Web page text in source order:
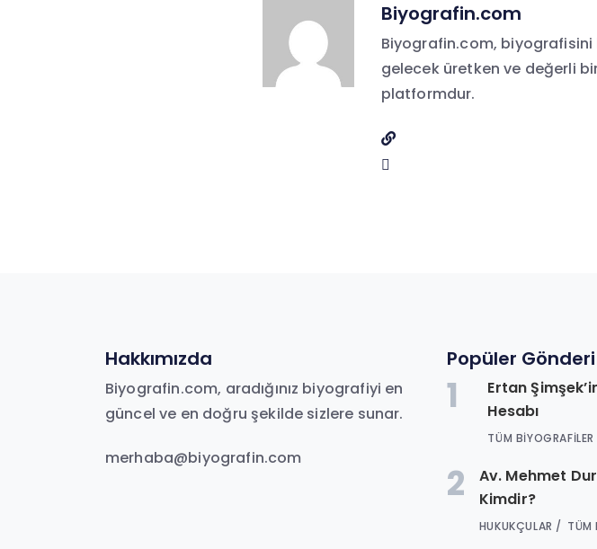
Biyografin.com
Biyografin.com, biyografisini
gelecek üretken ve değerli
platformdur.
Hakkımızda
Biyografin.com, aradığınız biyografiyi en
güncel ve en doğru şekilde sizlere sunar.
merhaba@biyografin.com
Popüler Gönderi
1
Ertan
Hesabı
TÜM BIYOGRAFILER
2
Av. Mehmet
Kimdir?
HUKUKÇULAR TÜM